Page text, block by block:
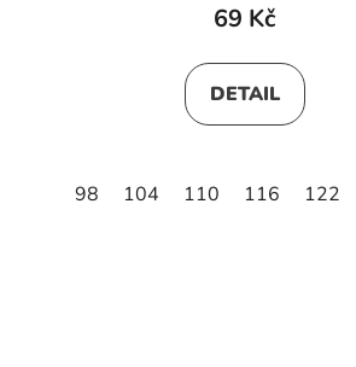
69 Kč
DETAIL
98 104 110 116 122